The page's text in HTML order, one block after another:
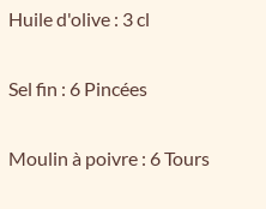
Huile d'olive : 3 cl
Sel fin : 6 Pincées
Moulin à poivre : 6 Tours